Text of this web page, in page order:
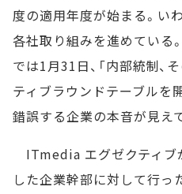
度の適用年度が始まる。い
各社取り組みを進めている
では1月31日、「内部統制、
ティブラウンドテーブルを
錯誤する企業の本音が見え
ITmedia エグゼクティブ
した企業幹部に対して行っ